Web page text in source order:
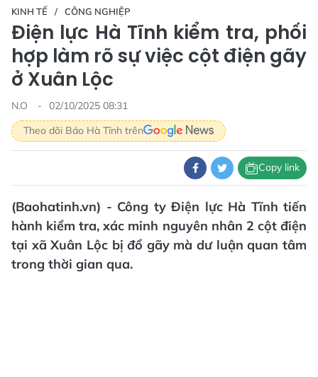
KINH TẾ CÔNG NGHIỆP
Điện lực Hà Tĩnh kiểm tra, phối
hợp làm rõ sự việc cột điện gãy
ở Xuân Lộc
N.O
02/10/2025 08:31
Theo dõi Báo Hà Tĩnh trên
Copy link
(Baohatinh.vn) - Công ty Điện lực Hà Tĩnh tiến
hành kiểm tra, xác minh nguyên nhân 2 cột điện
tại xã Xuân Lộc bị đổ gãy mà dư luận quan tâm
trong thời gian qua.